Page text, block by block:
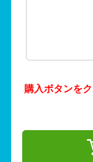
購入ボタンを